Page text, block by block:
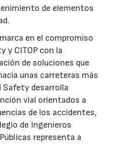
de elementos
en el compromiso
y CITOP con la
de soluciones que
unas carreteras más
Safety desarrolla
vial orientados a
de los accidentes,
de Ingenieros
representa a